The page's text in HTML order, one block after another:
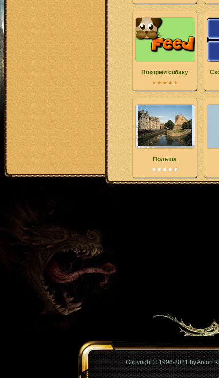
Покорми собаку
Польша
Copyright © 1996-2021 by Anton